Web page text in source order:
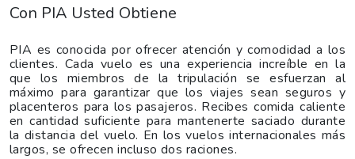
Con PIA Usted Obtiene
PIA es conocida por ofrecer atención y comodidad a los
clientes. Cada vuelo es una experiencia increíble en la
que los miembros de la tripulación se esfuerzan al
máximo para garantizar que los viajes sean seguros y
placenteros para los pasajeros. Recibes comida caliente
en cantidad suficiente para mantenerte saciado durante
la distancia del vuelo. En los vuelos internacionales más
largos, se ofrecen incluso dos raciones.